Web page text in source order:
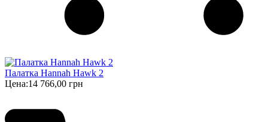
Палатка Hannah Hawk 2
Цена:14 766,00 грн